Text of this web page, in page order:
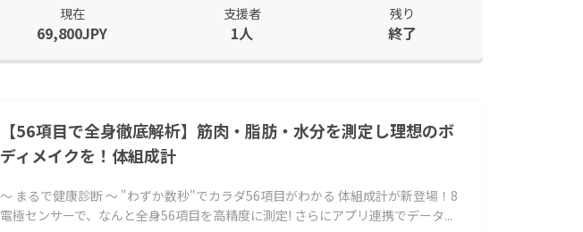
現在
69,800JPY
支援者
1人
残り
終了
【56項目で全身徹底解析】筋肉・脂肪・水分を測定し理想のボ
ディメイクを！体組成計
～ まるで健康診断 ～ "わずか数秒"でカラダ56項目がわかる 体組成計が新登場！8
電極センサーで、なんと全身56項目を高精度に測定! さらにアプリ連携でデータ...